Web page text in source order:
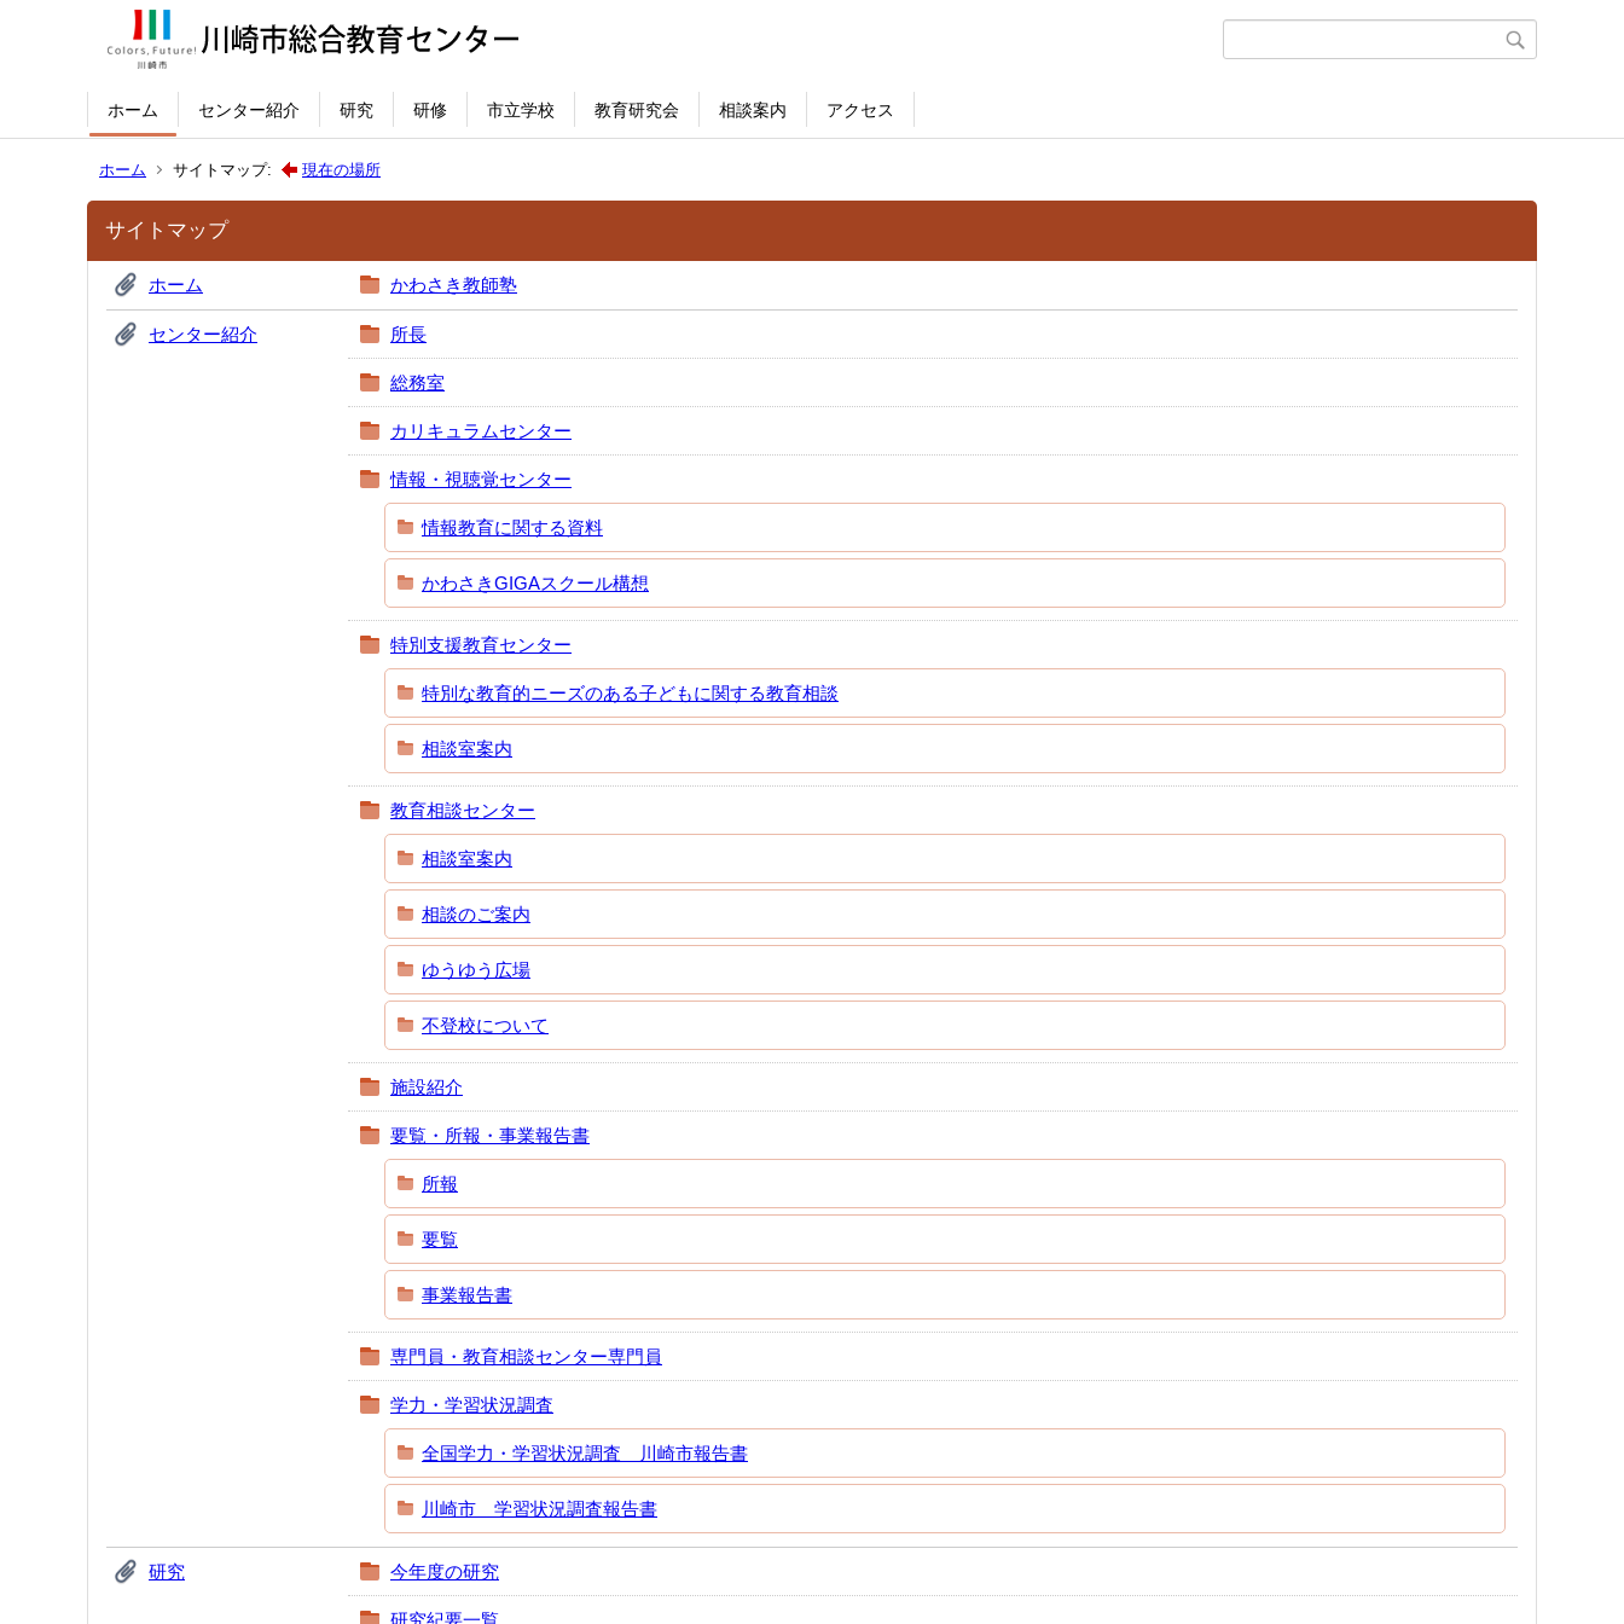
ホーム センター紹介 研究 研修 市立学校 教育研究会 相談案内 アクセス
ホーム サイトマップ: 現在の場所
サイトマップ
ホーム かわさき教師塾
センター紹介 所長
総務室
カリキュラムセンター
情報・視聴覚センター
情報教育に関する資料
かわさきGIGAスクール構想
特別支援教育センター
特別な教育的ニーズのある子どもに関する教育相談
相談室案内
教育相談センター
相談室案内
相談のご案内
ゆうゆう広場
不登校について
施設紹介
要覧・所報・事業報告書
所報
要覧
事業報告書
専門員・教育相談センター専門員
学力・学習状況調査
全国学力・学習状況調査 川崎市報告書
川崎市 学習状況調査報告書
研究 今年度の研究
研究紀要一覧